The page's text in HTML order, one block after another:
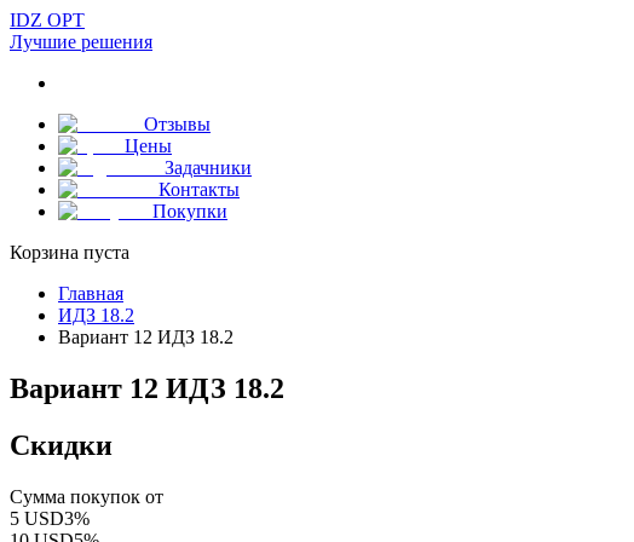
IDZ OPT
Лучшие решения
Отзывы
Цены
Задачники
Контакты
Покупки
Корзина пуста
Главная
ИДЗ 18.2
Вариант 12 ИДЗ 18.2
Вариант 12 ИДЗ 18.2
Скидки
Сумма покупок от
5 USD3%